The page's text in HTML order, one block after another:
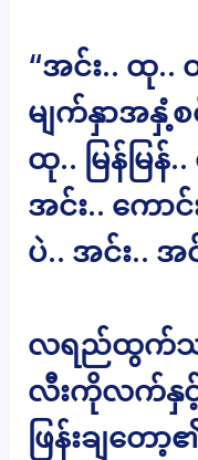
“အင်း.. ထု..
မျက်နှာအနှံ့စ
ထု.. မြန်မြ
အင်း.. ကော
ပဲ.. အင်း.. အ
လရည်ထွက်သ
လီးကိုလက်နှင့်
ဖြန်းချတေ